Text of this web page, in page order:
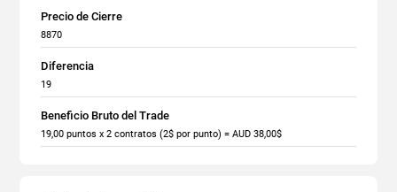
Precio de Cierre
8870
Diferencia
19
Beneficio Bruto del Trade
19,00 puntos x 2 contratos (2$ por punto) = AUD 38,00$